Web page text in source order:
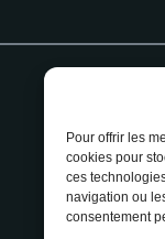
Pour offrir les
cookies pour
ces
navigation ou
consentement
(+33) 4